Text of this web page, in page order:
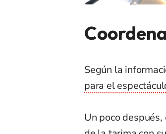
Según la
para el
Un poco